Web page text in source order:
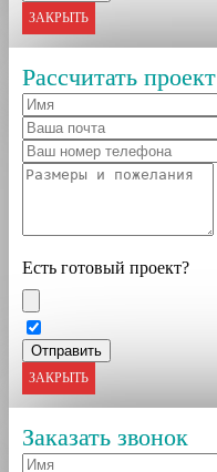
ЗАКРЫТЬ
Рассчитать проект
Есть готовый проект?
ЗАКРЫТЬ
Заказать звонок